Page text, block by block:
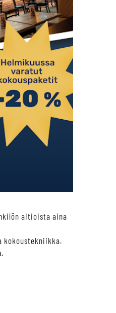
aitioista aina
kokoustekniikka.